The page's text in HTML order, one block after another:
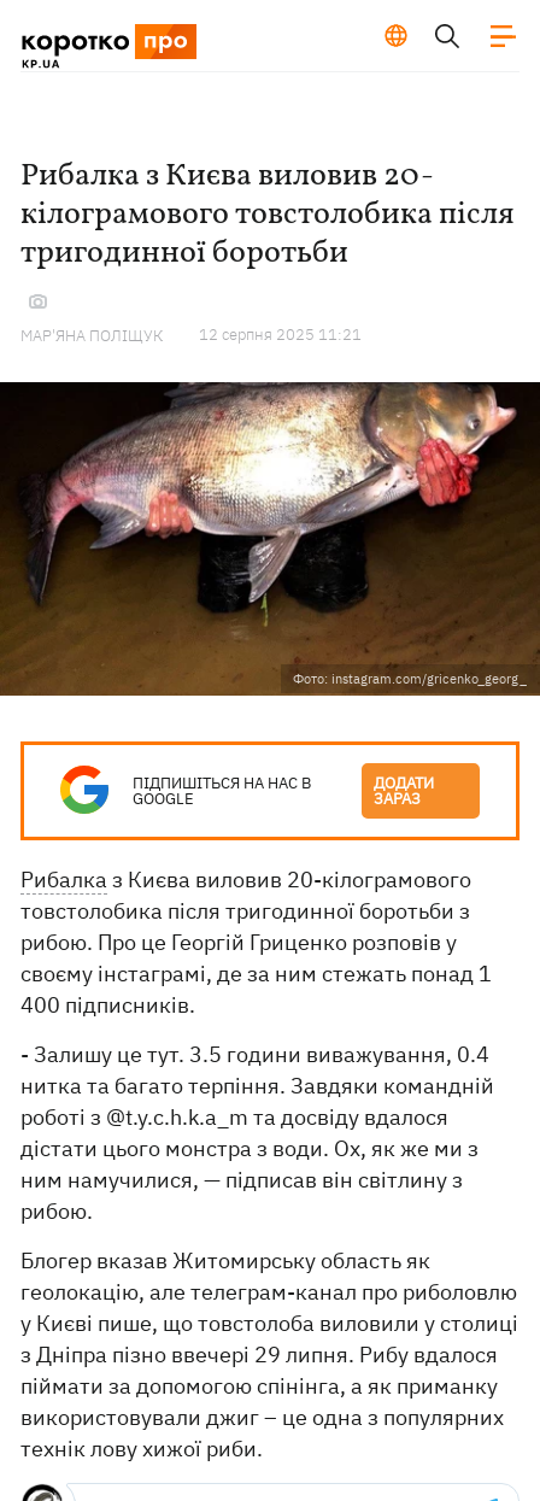
Рибалка з Києва виловив 20-
кілограмового товстолобика після
тригодинної боротьби
МАР'ЯНА ПОЛІЩУК 12 серпня 2025 11:21
Фото: instagram.com/gricenko_georg_
ПІДПИШІТЬСЯ НА НАС В
GOOGLE
ДОДАТИ
ЗАРАЗ
Рибалка з Києва виловив 20-кілограмового
товстолобика після тригодинної боротьби з
рибою. Про це Георгій Гриценко розповів у
своєму інстаграмі, де за ним стежать понад 1
400 підписників.
- Залишу це тут. 3.5 години виважування, 0.4
нитка та багато терпіння. Завдяки командній
роботі з @t.y.c.h.k.a_m та досвіду вдалося
дістати цього монстра з води. Ох, як же ми з
ним намучилися, — підписав він світлину з
рибою.
Блогер вказав Житомирську область як
геолокацію, але телеграм-канал про риболовлю
у Києві пише, що товстолоба виловили у столиці
з Дніпра пізно ввечері 29 липня. Рибу вдалося
піймати за допомогою спінінга, а як приманку
використовували джиг – це одна з популярних
технік лову хижої риби.